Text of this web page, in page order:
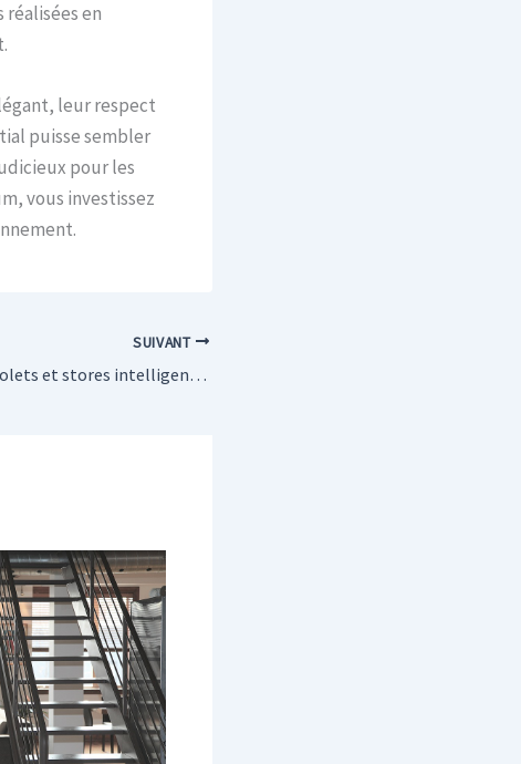
en
leur respect
puisse sembler
pour les
vous investissez
SUIVANT
Comment les volets et stores intelligents peuvent améliorer votre confort à la maison ?